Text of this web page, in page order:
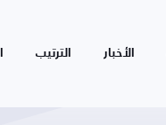
الأخبار الترتيب